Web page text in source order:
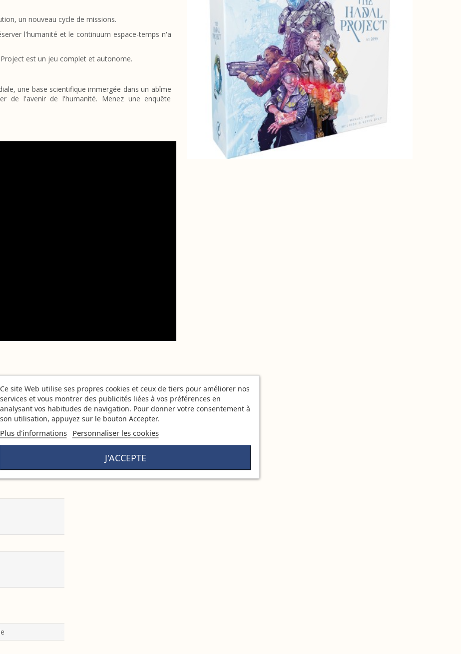
un nouveau cycle de missions.
l'humanité et le continuum espace-temps n'a
est un jeu complet et autonome.
une base scientifique immergée dans un abîme
de l'avenir de l'humanité. Menez une enquête
Ce site Web utilise ses propres cookies et ceux de tiers pour améliorer nos
services et vous montrer des publicités liées à vos préférences en
analysant vos habitudes de navigation. Pour donner votre consentement à
son utilisation, appuyez sur le bouton Accepter.
Plus d'informations Personnaliser les cookies
J'ACCEPTE